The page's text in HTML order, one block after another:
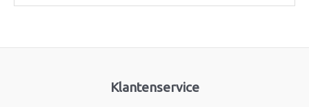
Klantenservice